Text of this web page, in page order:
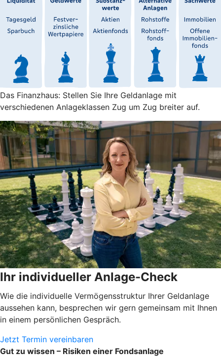
Das Finanzhaus: Stellen Sie Ihre Geldanlage mit
verschiedenen Anlageklassen Zug um Zug breiter auf.
Ihr individueller Anlage-Check
Wie die individuelle Vermögensstruktur Ihrer Geldanlage
aussehen kann, besprechen wir gern gemeinsam mit Ihnen
in einem persönlichen Gespräch.
Jetzt Termin vereinbaren
Gut zu wissen – Risiken einer Fondsanlage